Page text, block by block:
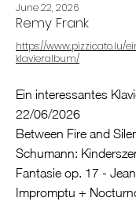
June 22, 2026
Remy Frank
https://www.pizzicato.lu/
klavieralbum/
Ein interessantes
22/06/2026
Between Fire and
Schumann:
Fantasie op. 17 -
Impromptu +